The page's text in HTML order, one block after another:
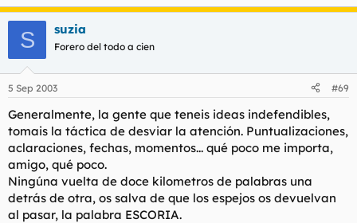
S suzia
Forero del todo a cien
5 Sep 2003 #69
Generalmente, la gente que teneis ideas indefendibles,
tomais la táctica de desviar la atención. Puntualizaciones,
aclaraciones, fechas, momentos... qué poco me importa,
amigo, qué poco.
Ningúna vuelta de doce kilometros de palabras una
detrás de otra, os salva de que los espejos os devuelvan
al pasar, la palabra ESCORIA.